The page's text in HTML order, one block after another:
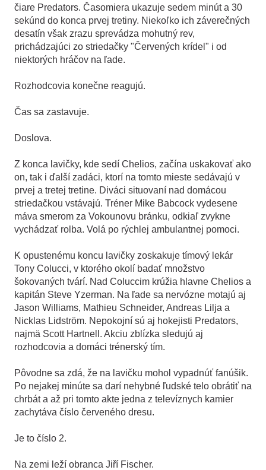
čiare Predators. Časomiera ukazuje sedem minút a 30
sekúnd do konca prvej tretiny. Niekoľko ich záverečných
desatín však zrazu sprevádza mohutný rev,
prichádzajúci zo striedačky "Červených krídel" i od
niektorých hráčov na ľade.
Rozhodcovia konečne reagujú.
Čas sa zastavuje.
Doslova.
Z konca lavičky, kde sedí Chelios, začína uskakovať ako
on, tak i ďalší zadáci, ktorí na tomto mieste sedávajú v
prvej a tretej tretine. Diváci situovaní nad domácou
striedačkou vstávajú. Tréner Mike Babcock vydesene
máva smerom za Vokounovu bránku, odkiaľ zvykne
vychádzať rolba. Volá po rýchlej ambulantnej pomoci.
K opustenému koncu lavičky zoskakuje tímový lekár
Tony Colucci, v ktorého okolí badať množstvo
šokovaných tvárí. Nad Coluccim krúžia hlavne Chelios a
kapitán Steve Yzerman. Na ľade sa nervózne motajú aj
Jason Williams, Mathieu Schneider, Andreas Lilja a
Nicklas Lidström. Nepokojní sú aj hokejisti Predators,
najmä Scott Hartnell. Akciu zblízka sledujú aj
rozhodcovia a domáci trénerský tím.
Pôvodne sa zdá, že na lavičku mohol vypadnúť fanúšik.
Po nejakej minúte sa darí nehybné ľudské telo obrátiť na
chrbát a až pri tomto akte jedna z televíznych kamier
zachytáva číslo červeného dresu.
Je to číslo 2.
Na zemi leží obranca Jiří Fischer.